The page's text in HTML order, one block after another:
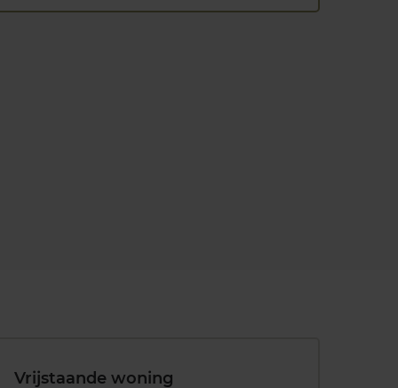
Vrijstaande woning